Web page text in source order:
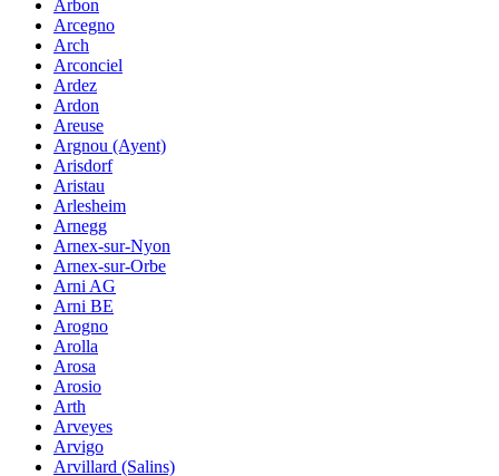
Arbon
Arcegno
Arch
Arconciel
Ardez
Ardon
Areuse
Argnou (Ayent)
Arisdorf
Aristau
Arlesheim
Arnegg
Arnex-sur-Nyon
Arnex-sur-Orbe
Arni AG
Arni BE
Arogno
Arolla
Arosa
Arosio
Arth
Arveyes
Arvigo
Arvillard (Salins)